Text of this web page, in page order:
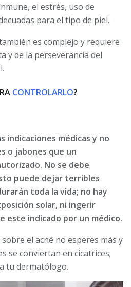
el estrés, uso de
para el tipo de piel.
es complejo y requiere
y de la perseverancia del
CONTROLARLO?
indicaciones médicas y no
o jabones que un
No se debe
puede dejar terribles
toda la vida; no hay
solar, ni ingerir
este indicado por un médico.
el acné no esperes más y
se conviertan en cicatrices;
tu dermatólogo.